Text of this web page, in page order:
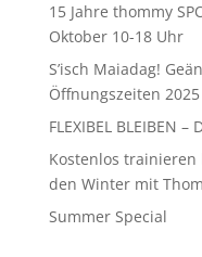
15 Jahre thommy
Oktober 10-18 Uhr
S’isch Maiadag!
Öffnungszeiten 2025
FLEXIBEL BLEIBEN –
Kostenlos trainieren
den Winter mit
Summer Special